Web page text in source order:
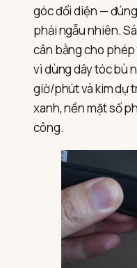
góc đối diện —
phải ngẫu nhiên.
cân bằng cho
vì dùng dây tóc bù
giờ/phút và kim dự
xanh, nền mặt số
công.